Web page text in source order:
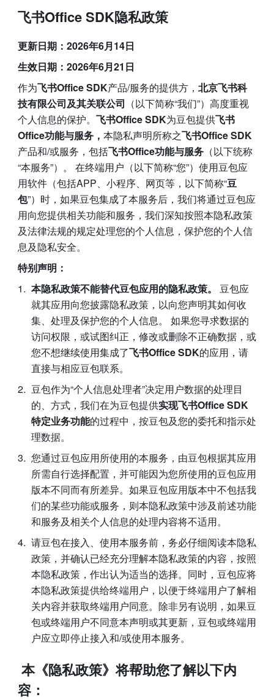
飞书Office SDK隐私政策
更新日期：2026年6月14日
生效日期：2026年6月21日
作为飞书Office SDK产品/服务的提供方， 北京飞书科
技有限公司及其关联公司 （以下简称“我们”）高度重视
个人信息的保护。 飞书Office SDK为豆包提供飞书
Office功能与服务， 本隐私声明所称之飞书Office SDK
产品和/或服务，包括飞书Office功能与服务（以下统称
“本服务”）。 在终端用户（以下简称“您”）使用豆包应
用软件（包括APP、小程序、网页等，以下简称“豆
包”）时，如果豆包集成了本服务后，我们将通过豆包应
用向您提供相关功能和服务，我们深知按照本隐私政策
及法律法规的规定处理您的个人信息，保护您的个人信
息及隐私安全。
特别声明：
本隐私政策不能替代豆包应用的隐私政策。 豆包应
就其应用向您披露隐私政策，以向您声明其如何收
集、处理及保护您的个人信息。 如果您寻求数据的
访问权限，或试图纠正，修改或删除不正确数据，或
您不想继续使用集成了飞书Office SDK的应用，请
直接与相应豆包联系。
豆包作为“个人信息处理者”决定用户数据的处理目
的、方式，我们在为豆包提供实现飞书Office SDK
特定业务功能的过程中，按豆包及您的委托和指示处
理数据。
您通过豆包应用所使用的本服务，由豆包根据其应用
所需自行选择配置，并可能因为您所使用的豆包应用
版本不同而有所差异。如果豆包应用版本中不包括我
们的某些功能或服务，则本隐私政策中涉及前述功能
和服务及相关个人信息的处理内容将不适用。
请豆包在接入、使用本服务前，务必仔细阅读本隐私
政策，并确认已经充分理解本隐私政策的内容，按照
本隐私政策，作出认为适当的选择。同时，豆包应将
本隐私政策提供给终端用户，以便于终端用户了解相
关内容并获取终端用户同意。除非另有说明，如果豆
包或终端用户不同意本声明或其更新，豆包或终端用
户应立即停止接入和/或使用本服务。
容：